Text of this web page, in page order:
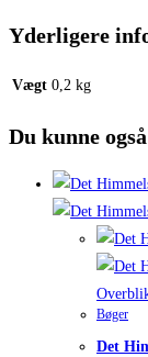
Yderligere
Vægt 0,2 kg
Du kunne
Bøger
Det